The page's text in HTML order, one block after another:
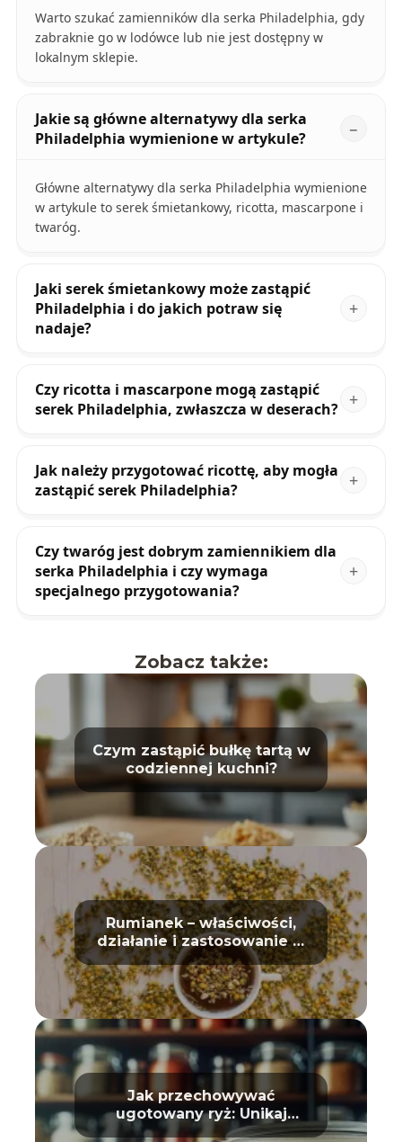
Warto szukać zamienników dla serka Philadelphia, gdy
zabraknie go w lodówce lub nie jest dostępny w
lokalnym sklepie.
Jakie są główne alternatywy dla serka
Philadelphia wymienione w artykule?
Główne alternatywy dla serka Philadelphia wymienione
w artykule to serek śmietankowy, ricotta, mascarpone i
twaróg.
Jaki serek śmietankowy może zastąpić
Philadelphia i do jakich potraw się
nadaje?
Czy ricotta i mascarpone mogą zastąpić
serek Philadelphia, zwłaszcza w deserach?
Jak należy przygotować ricottę, aby mogła
zastąpić serek Philadelphia?
Czy twaróg jest dobrym zamiennikiem dla
serka Philadelphia i czy wymaga
specjalnego przygotowania?
Zobacz także:
Czym zastąpić bułkę tartą w
codziennej kuchni?
Rumianek – właściwości,
działanie i zastosowanie w
domu oraz kosmetyce
Jak przechowywać
ugotowany ryż: Unikaj
zepsucia